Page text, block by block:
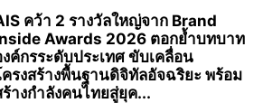
คว้า 2 รางวัลใหญ่จาก Brand
Awards 2026 ตอกย้ำบทบาท
งค์กรระดับประเทศ ขับเคลื่อน
รงสร้างพื้นฐานดิจิทัลอัจฉริยะ พร้อม
ร้างกำลังคนไทยสู่ยุค...